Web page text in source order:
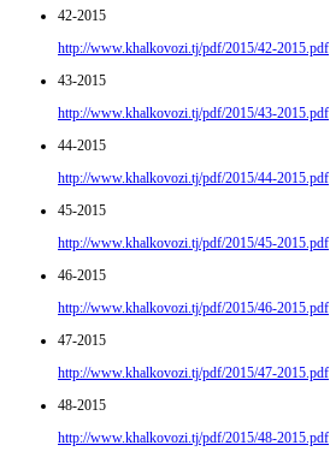
42-2015
http://www.khalkovozi.tj/pdf/2015/42-2015.pdf
43-2015
http://www.khalkovozi.tj/pdf/2015/43-2015.pdf
44-2015
http://www.khalkovozi.tj/pdf/2015/44-2015.pdf
45-2015
http://www.khalkovozi.tj/pdf/2015/45-2015.pdf
46-2015
http://www.khalkovozi.tj/pdf/2015/46-2015.pdf
47-2015
http://www.khalkovozi.tj/pdf/2015/47-2015.pdf
48-2015
http://www.khalkovozi.tj/pdf/2015/48-2015.pdf